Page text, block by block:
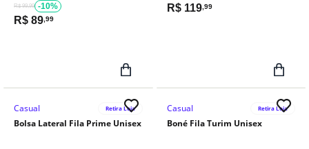
R$ 99,99 -10%
R$ 89 ,99
R$ 119,99
Casual Retira Loja
Bolsa Lateral Fila Prime Unisex
Casual Retira Loja
Boné Fila Turim Unisex